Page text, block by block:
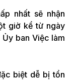
nhất sẽ nhận
giờ kể từ ngày
ban Việc làm
biệt dễ bị tổn